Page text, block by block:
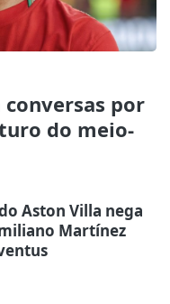
por
do meio-
Aston Villa nega
Martínez